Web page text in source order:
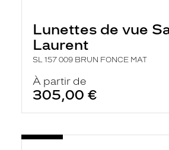
Lunettes de vue
Laurent
SL 157 009 BRUN FONCE MAT
À partir de
305,00 €